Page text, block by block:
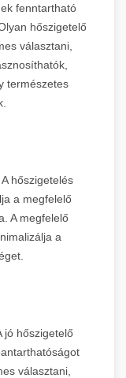
fenntartható
hőszigetelő
választani,
természetes
hőszigetelés
a megfelelő
A megfelelő
a
jó hőszigetelő
választani,